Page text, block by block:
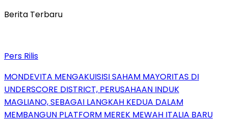
Berita Terbaru
Pers Rilis
MONDEVITA MENGAKUISISI SAHAM MAYORITAS DI
UNDERSCORE DISTRICT, PERUSAHAAN INDUK
MAGLIANO, SEBAGAI LANGKAH KEDUA DALAM
MEMBANGUN PLATFORM MEREK MEWAH ITALIA BARU